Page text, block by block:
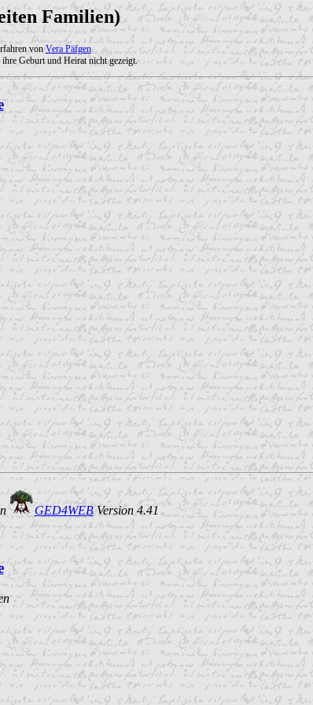
Familien)
vonVera Päfgen
Geburt und Heirat nicht gezeigt.
GED4WEBVersion 4.41